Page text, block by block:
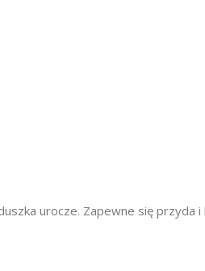
urocze. Zapewne się przyda i